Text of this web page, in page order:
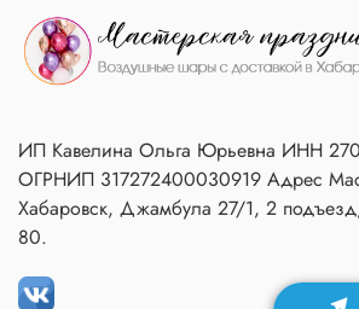
ИП Кавелина Ольга Юрьевна ИНН
ОГРНИП 317272400030919 Адрес
Хабаровск, Джамбула 27/1, 2
80.